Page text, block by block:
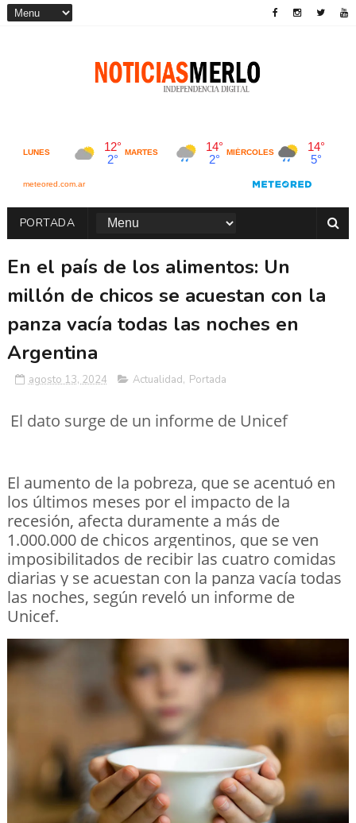
PORTADA
En el país de los alimentos: Un
millón de chicos se acuestan con la
panza vacía todas las noches en
Argentina
agosto 13, 2024 Actualidad, Portada
El dato surge de un informe de Unicef
El aumento de la pobreza, que se acentuó en
los últimos meses por el impacto de la
recesión, afecta duramente a más de
1.000.000 de chicos argentinos, que se ven
imposibilitados de recibir las cuatro comidas
diarias y se acuestan con la panza vacía todas
las noches, según reveló un informe de
Unicef.